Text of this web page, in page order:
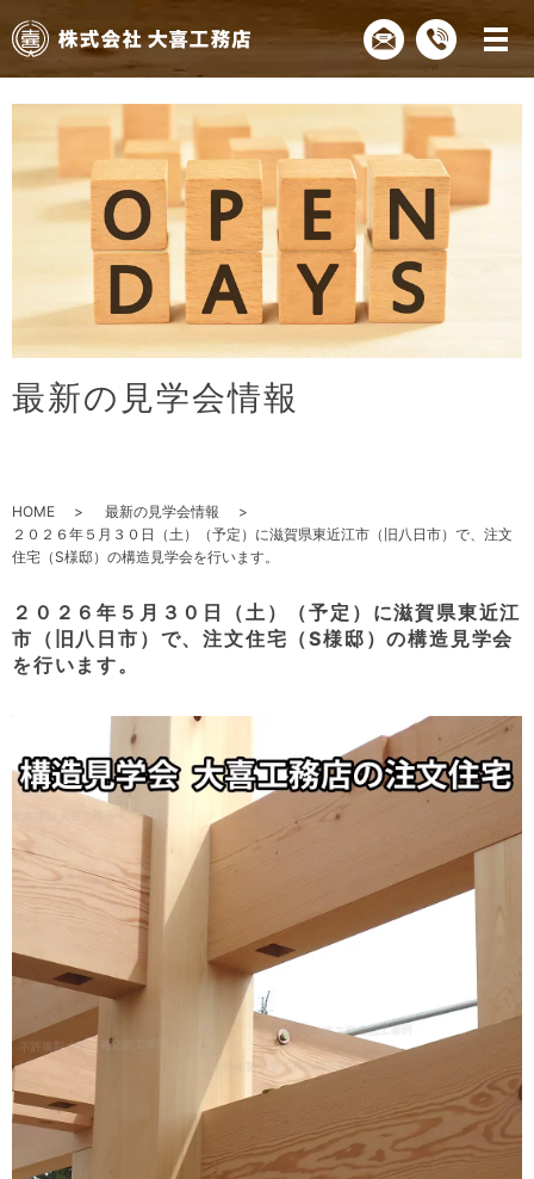
最新の 見学会情報
HOME
最新の見学会情報
２０２６年５月３０日（土）（予定）に滋賀県東近江市（旧八日市）で、注文
住宅（S様邸）の構造見学会を行います。
２０２６年５月３０日（土）（予定）に滋賀県東近江
市（旧八日市）で、注文住宅（S様邸）の構造見学会
を行います。